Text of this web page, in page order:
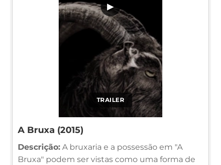
TRAILER
▶
A Bruxa (2015)
Descrição: A bruxaria e a possessão em "A
Bruxa" podem ser vistas como uma forma de